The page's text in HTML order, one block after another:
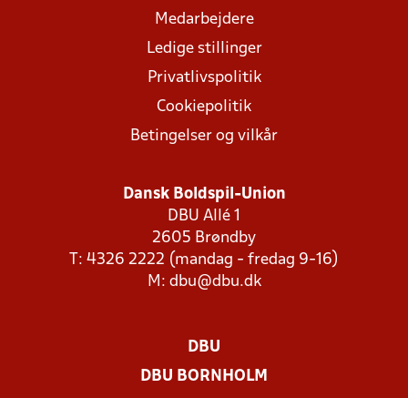
Medarbejdere
Ledige stillinger
Privatlivspolitik
Cookiepolitik
Betingelser og vilkår
Dansk Boldspil-Union
DBU Allé 1
2605 Brøndby
T: 4326 2222 (mandag - fredag 9-16)
M: dbu@dbu.dk
DBU
DBU BORNHOLM